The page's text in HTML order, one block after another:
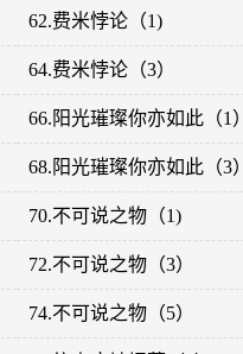
62.费米悖论（1)
64.费米悖论（3）
66.阳光璀璨你亦如此（1）
68.阳光璀璨你亦如此（3）
70.不可说之物（1)
72.不可说之物（3）
74.不可说之物（5）